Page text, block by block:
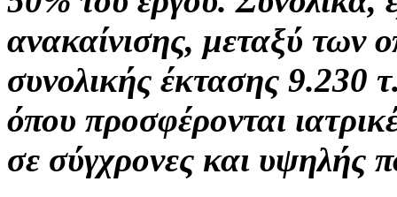
ανακαίνισης, μεταξύ των
συνολικής έκτασης 9.230
όπου προσφέρονται
σε σύγχρονες και υψηλής